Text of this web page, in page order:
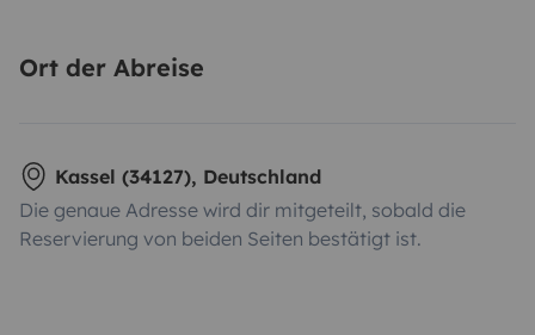
Ort der Abreise
Kassel (34127), Deutschland
Die genaue Adresse wird dir mitgeteilt, sobald die
Reservierung von beiden Seiten bestätigt ist.